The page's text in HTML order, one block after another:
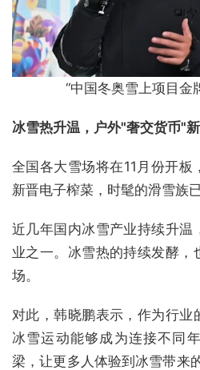
“中国冬奥雪上项目金
冰雪热升温，户外"奢交货币"
全国各大雪场将在11月份开板
新晋电子榨菜，时髦的滑雪族
近几年国内冰雪产业持续升温
业之一。冰雪热的持续发酵，
场。
对此，韩晓鹏表示，作为行业
冰雪运动能够成为连接不同
梁，让更多人体验到冰雪带来